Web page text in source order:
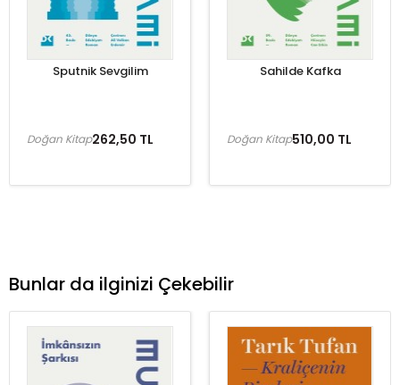
Sputnik Sevgilim
262,50 TL
Doğan Kitap
Sahilde Kafka
510,00 TL
Doğan Kitap
Bunlar da ilginizi Çekebilir